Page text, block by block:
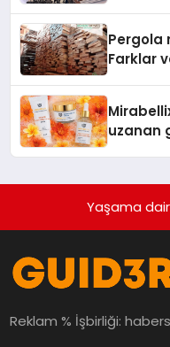
Pergola
Farklar
uzanan
Yaşama
Reklam % İşbirliği: